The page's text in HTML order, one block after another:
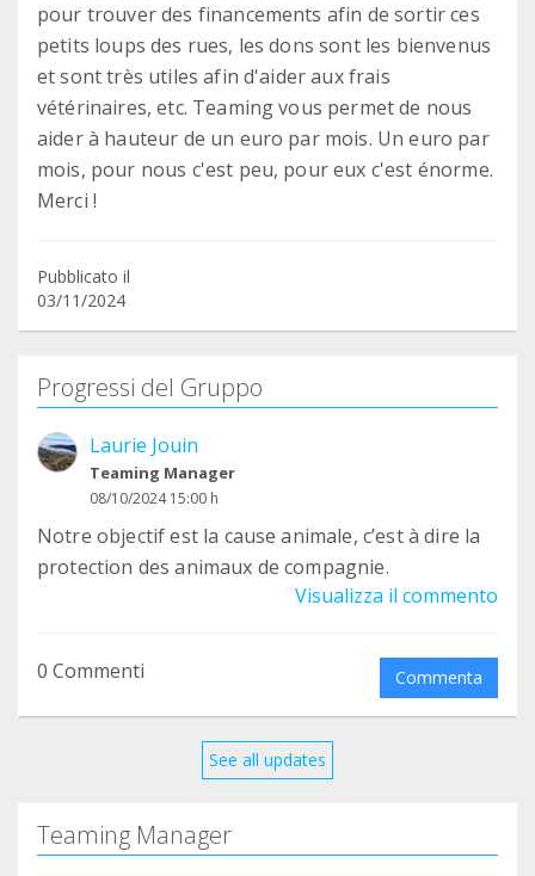
pour trouver des financements afin de sortir ces
petits loups des rues, les dons sont les bienvenus
et sont très utiles afin d'aider aux frais
vétérinaires, etc. Teaming vous permet de nous
aider à hauteur de un euro par mois. Un euro par
mois, pour nous c'est peu, pour eux c'est énorme.
Merci !
Pubblicato il
03/11/2024
Progressi del Gruppo
Laurie Jouin
Teaming Manager
08/10/2024 15:00 h
Notre objectif est la cause animale, c’est à dire la
protection des animaux de compagnie.
Visualizza il commento
0 Commenti Commenta
See all updates
Teaming Manager